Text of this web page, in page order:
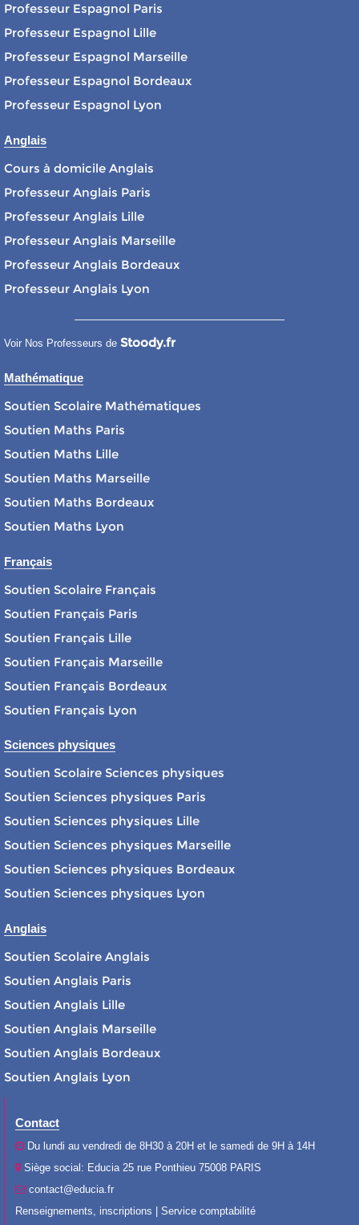
Professeur Espagnol Paris
Professeur Espagnol Lille
Professeur Espagnol Marseille
Professeur Espagnol Bordeaux
Professeur Espagnol Lyon
Anglais
Cours à domicile Anglais
Professeur Anglais Paris
Professeur Anglais Lille
Professeur Anglais Marseille
Professeur Anglais Bordeaux
Professeur Anglais Lyon
Voir Nos Professeurs de Stoody.fr
Mathématique
Soutien Scolaire Mathématiques
Soutien Maths Paris
Soutien Maths Lille
Soutien Maths Marseille
Soutien Maths Bordeaux
Soutien Maths Lyon
Français
Soutien Scolaire Français
Soutien Français Paris
Soutien Français Lille
Soutien Français Marseille
Soutien Français Bordeaux
Soutien Français Lyon
Sciences physiques
Soutien Scolaire Sciences physiques
Soutien Sciences physiques Paris
Soutien Sciences physiques Lille
Soutien Sciences physiques Marseille
Soutien Sciences physiques Bordeaux
Soutien Sciences physiques Lyon
Anglais
Soutien Scolaire Anglais
Soutien Anglais Paris
Soutien Anglais Lille
Soutien Anglais Marseille
Soutien Anglais Bordeaux
Soutien Anglais Lyon
Contact
Du lundi au vendredi de 8H30 à 20H et le samedi de 9H à 14H
Siège social: Educia 25 rue Ponthieu 75008 PARIS
contact@educia.fr
Renseignements, inscriptions | Service comptabilité